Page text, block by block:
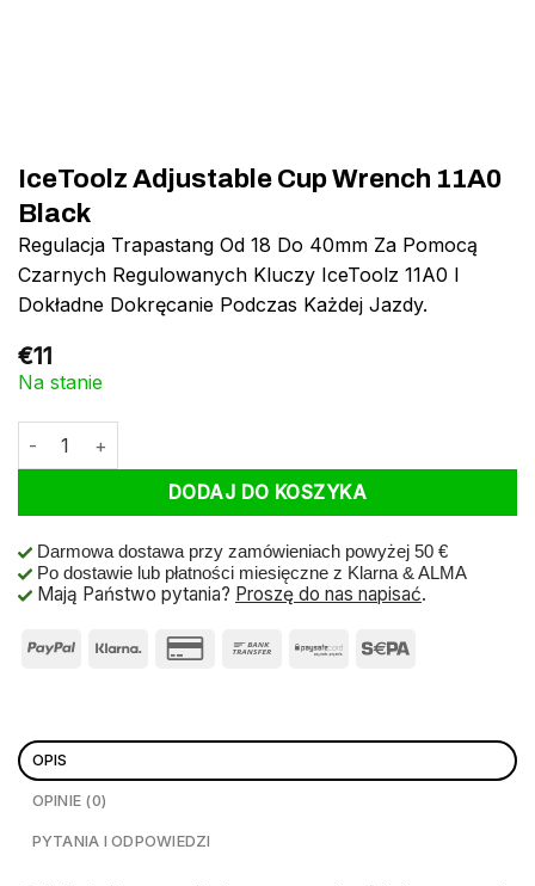
IceToolz Adjustable Cup Wrench 11A0
Black
Regulacja Trapastang Od 18 Do 40mm Za Pomocą
Czarnych Regulowanych Kluczy IceToolz 11A0 I
Dokładne Dokręcanie Podczas Każdej Jazdy.
€11
Na stanie
ilość IceToolz Adjustable Cup Wrench 11A0 Black
DODAJ DO KOSZYKA
Darmowa dostawa przy zamówieniach powyżej 50 €
Po dostawie lub płatności miesięczne z Klarna & ALMA
Mają Państwo pytania? Proszę do nas napisać.
OPIS
OPINIE (0)
PYTANIA I ODPOWIEDZI